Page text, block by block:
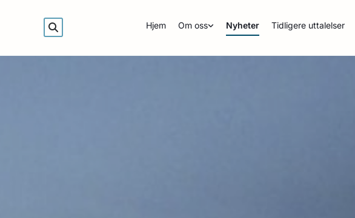
Hjem Om oss Nyheter Tidligere uttalelser